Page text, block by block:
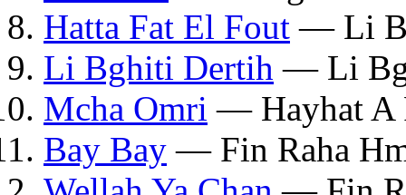
Hatta Fat El Fout — Li
Li Bghiti Dertih — Li
Mcha Omri — Hayhat A
Bay Bay — Fin Raha